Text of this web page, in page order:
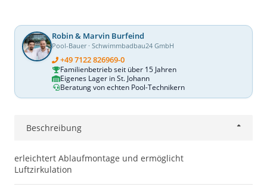
Robin & Marvin Burfeind
Pool-Bauer · Schwimmbadbau24 GmbH
+49 7122 826969-0
Familienbetrieb seit über 15 Jahren
Eigenes Lager in St. Johann
Beratung von echten Pool-Technikern
Beschreibung
erleichtert Ablaufmontage und ermöglicht
Luftzirkulation